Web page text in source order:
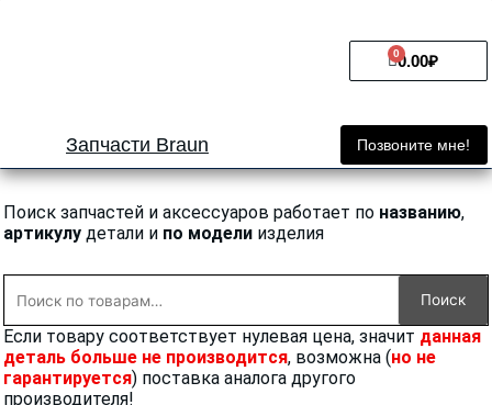
0.00₽
0
Cart
Запчасти Braun Позвоните мне!
Поиск запчастей и аксессуаров работает по названию,
артикулу детали и по модели изделия
Поиск
Если товару соответствует нулевая цена, значит данная
деталь больше не производится, возможна (но не
гарантируется) поставка аналога другого
производителя!